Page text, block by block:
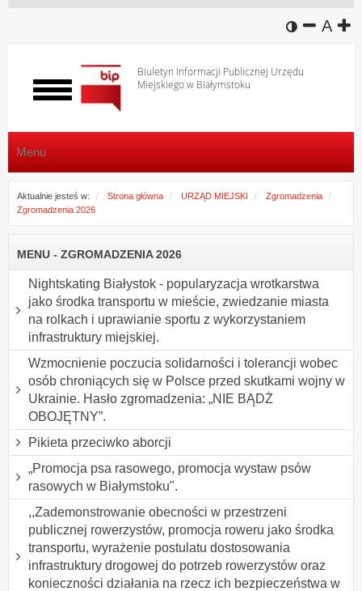
wersja
A
Biuletyn Informacji Publicznej Urzędu
Miejskiego w Białymstoku
Włącz
menu
Menu
Aktualnie jesteś w: Strona główna URZĄD MIEJSKI
Zgromadzenia
Zgromadzenia 2026
MENU - ZGROMADZENIA 2026
Nightskating Białystok - popularyzacja wrotkarstwa
jako środka transportu w mieście, zwiedzanie miasta
na rolkach i uprawianie sportu z wykorzystaniem
infrastruktury miejskiej.
Wzmocnienie poczucia solidarności i tolerancji wobec
osób chroniących się w Polsce przed skutkami wojny w
Ukrainie. Hasło zgromadzenia: „NIE BĄDŻ
OBOJĘTNY”.
Pikieta przeciwko aborcji
„Promocja psa rasowego, promocja wystaw psów
rasowych w Białymstoku".
,,Zademonstrowanie obecności w przestrzeni
publicznej rowerzystów, promocja roweru jako środka
transportu, wyrażenie postulatu dostosowania
infrastruktury drogowej do potrzeb rowerzystów oraz
konieczności działania na rzecz ich bezpieczeństwa w